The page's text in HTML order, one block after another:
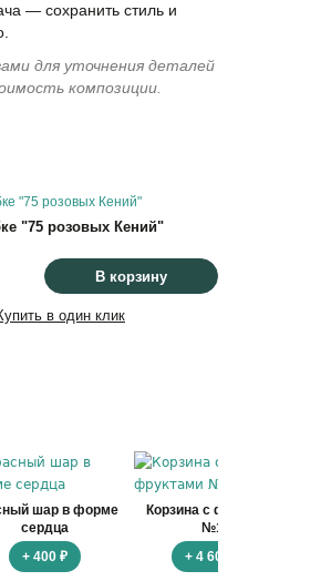
— сохранить стиль и
для уточнения деталей
композиции.
"75 розовых Кений"
В корзину
в один клик
шар в форме
сердца
+ 400 ₽
Корзина с фруктами
№1
+ 4 600 ₽